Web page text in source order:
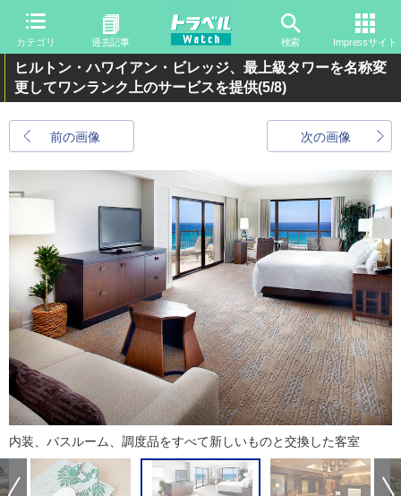
カテゴリ 過去記事 検索 Impressサイト
ヒルトン・ハワイアン・ビレッジ、最上級タワーを名称変
更してワンランク上のサービスを提供(5/8)
前の画像 次の画像
内装、バスルーム、調度品をすべて新しいものと交換した客室